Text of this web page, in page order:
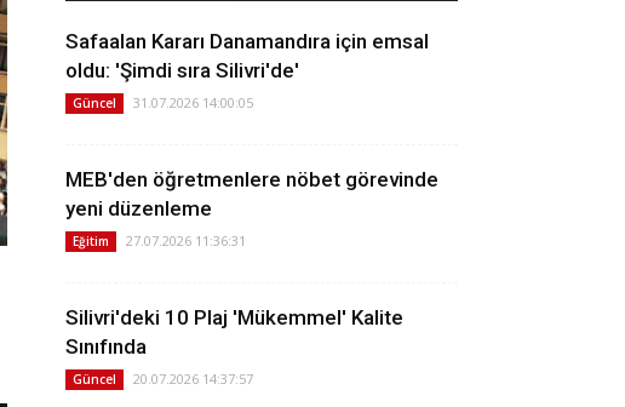
Safaalan Kararı Danamandıra için emsal
oldu: 'Şimdi sıra Silivri'de'
Güncel 31.07.2026 14:00:05
MEB'den öğretmenlere nöbet görevinde
yeni düzenleme
Eğitim 27.07.2026 11:36:31
Silivri'deki 10 Plaj 'Mükemmel' Kalite
Sınıfında
Güncel 20.07.2026 14:37:57